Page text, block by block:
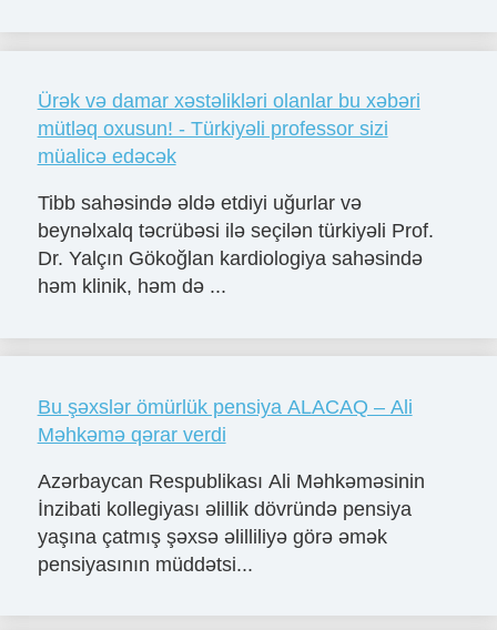
Ürək və damar xəstəlikləri olanlar bu xəbəri
mütləq oxusun! - Türkiyəli professor sizi
müalicə edəcək
Tibb sahəsində əldə etdiyi uğurlar və
beynəlxalq təcrübəsi ilə seçilən türkiyəli Prof.
Dr. Yalçın Gökoğlan kardiologiya sahəsində
həm klinik, həm də ...
Bu şəxslər ömürlük pensiya ALACAQ – Ali
Məhkəmə qərar verdi
Azərbaycan Respublikası Ali Məhkəməsinin
İnzibati kollegiyası əlillik dövründə pensiya
yaşına çatmış şəxsə əlilliliyə görə əmək
pensiyasının müddətsi...